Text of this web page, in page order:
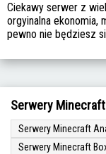
Ciekawy serwer z
orgyinalna ekonomia,
pewno nie będziesz
Serwery
Serwery Minecraft
Serwery Minecraft